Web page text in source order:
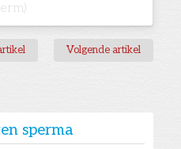
Volgende artikel
sperma